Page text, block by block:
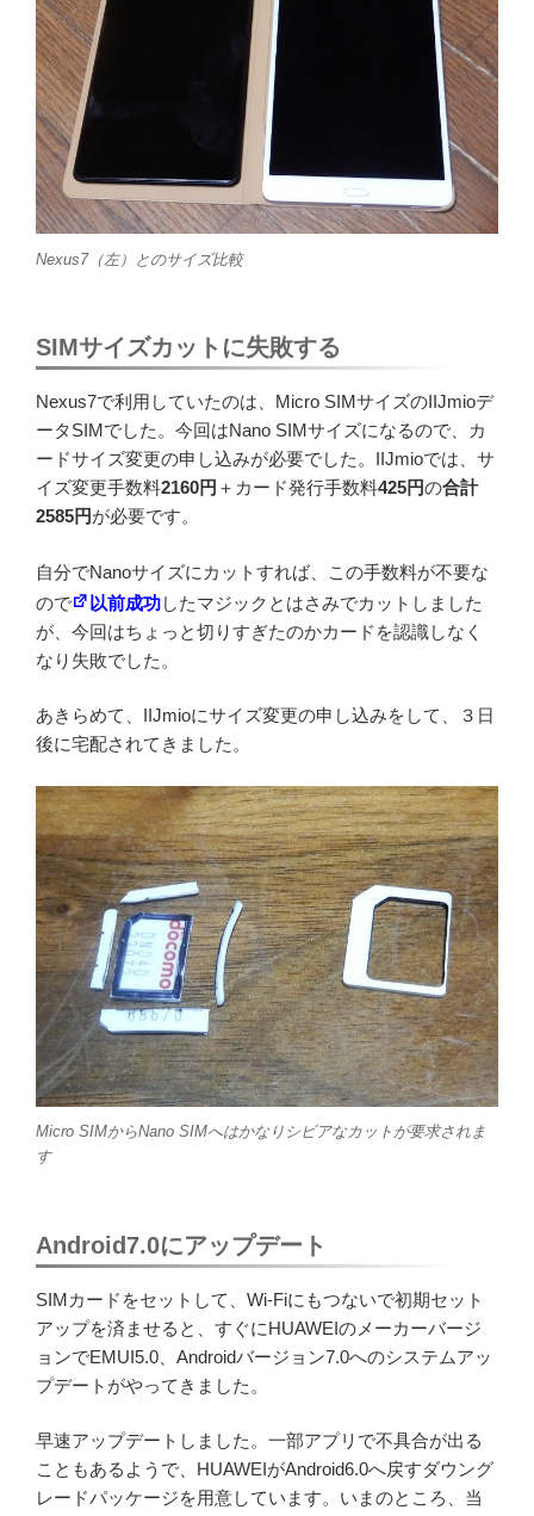
Nexus7（左）とのサイズ比較
SIMサイズカットに失敗する
Nexus7で利用していたのは、Micro SIMサイズのIIJmioデ
ータSIMでした。今回はNano SIMサイズになるので、カ
ードサイズ変更の申し込みが必要でした。IIJmioでは、サ
イズ変更手数料2160円 ＋カード発行手数料425円の合計
2585円が必要です。
自分でNanoサイズにカットすれば、この手数料が不要な
ので
以前成功したマジックとはさみでカットしました
が、今回はちょっと切りすぎたのかカードを認識しなく
なり失敗でした。
あきらめて、IIJmioにサイズ変更の申し込みをして、３日
後に宅配されてきました。
Micro SIMからNano SIMへはかなりシビアなカットが要求されま
す
Android7.0にアップデート
SIMカードをセットして、Wi-Fiにもつないで初期セット
アップを済ませると、すぐにHUAWEIのメーカーバージ
ョンでEMUI5.0、Androidバージョン7.0へのシステムアッ
プデートがやってきました。
早速アップデートしました。一部アプリで不具合が出る
こともあるようで、HUAWEIがAndroid6.0へ戻すダウング
レードパッケージを用意しています。いまのところ、当